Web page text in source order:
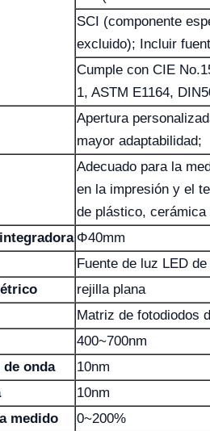
SCI (componente
excluido); Incluir
Cumple con CIE
1, ASTM E1164,
Apertura
mayor adaptabilidad;
Adecuado para la
en la impresión y el
de plástico,
Φ40mm
Fuente de luz LED
rejilla plana
Matriz de fotodiodos
400~700nm
onda
10nm
10nm
medido
0~200%